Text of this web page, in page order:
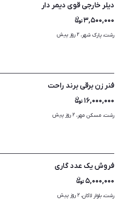
دیلر خارجی قوی دیمر دار
۳,۵۰۰,۰۰۰
رشت، پارک شهر، ۲ روز پیش
فنر زن برقی برند راحت
۱۶,۰۰۰,۰۰۰
رشت، مسکن مهر، ۲ روز پیش
فروش یک عدد گاری
۵,۰۰۰,۰۰۰
رشت، بلوار لاکان، ۲ روز پیش